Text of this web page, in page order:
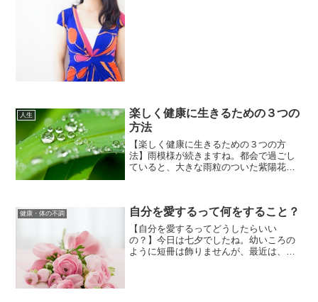
人生
楽しく健康に生きるための３つの
方法
【楽しく健康に生きるための３つの方
法】雨模様が続きますね。都会で過ごし
ていると、大きな雨粒のついた紫陽花の
問をしていました。...
健康・体の不調 自分を愛するって何をすること？
【自分を愛するってどうしたらいい
の？】今日は七夕でしたね。幼いころの
ように短冊は飾りませんが、最近は、パ